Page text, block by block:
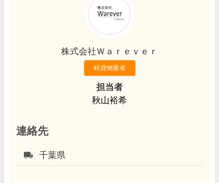
株式会社Ｗａｒｅｖｅｒ
軽貨物業者
担当者
秋山裕希
連絡先
local_shipping 千葉県